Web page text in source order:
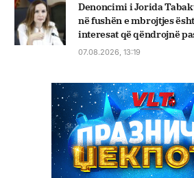
Denoncimi i Jorida
në fushën e mbrojtjes
interesat që qëndrojnë
07.08.2026, 13:19